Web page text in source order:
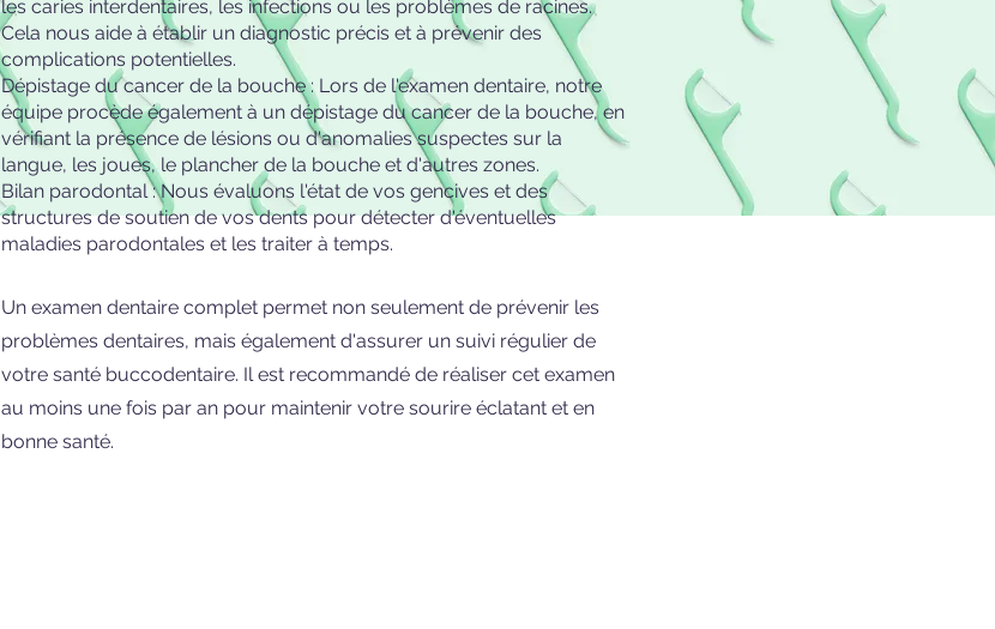
les caries interdentaires, les infections ou les problèmes de racines.
Cela nous aide à établir un diagnostic précis et à prévenir des
complications potentielles.
Dépistage du cancer de la bouche : Lors de l'examen dentaire, notre
équipe procède également à un dépistage du cancer de la bouche, en
vérifiant la présence de lésions ou d'anomalies suspectes sur la
langue, les joues, le plancher de la bouche et d'autres zones.
Bilan parodontal : Nous évaluons l'état de vos gencives et des
structures de soutien de vos dents pour détecter d'éventuelles
maladies parodontales et les traiter à temps.
Un examen dentaire complet permet non seulement de prévenir les
problèmes dentaires, mais également d'assurer un suivi régulier de
votre santé buccodentaire. Il est recommandé de réaliser cet examen
au moins une fois par an pour maintenir votre sourire éclatant et en
bonne santé.